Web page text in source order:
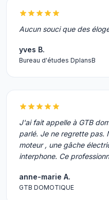
Aucun souci que des
yves B.
Bureau d'études DplansB
J'ai fait appelle à GTB
parlé. Je ne regrette pas.
moteur , une gâche
interphone. Ce
anne-marie A.
GTB DOMOTIQUE